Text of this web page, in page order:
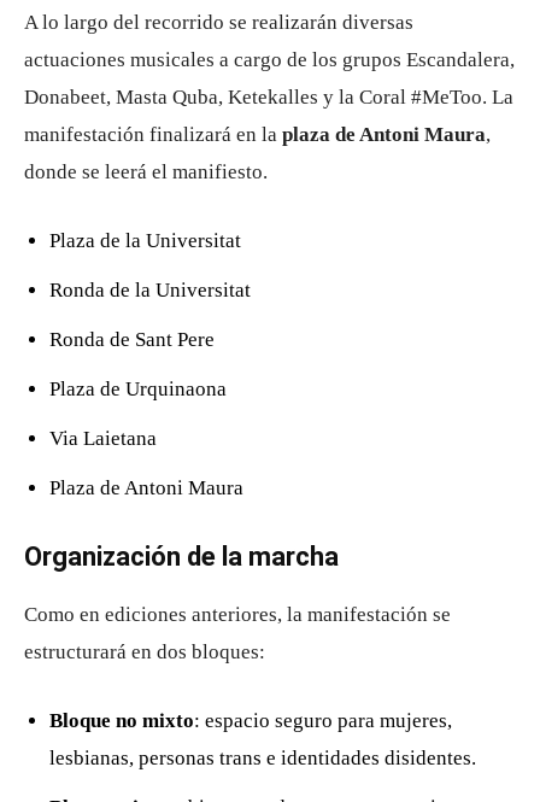
A lo largo del recorrido se realizarán diversas
actuaciones musicales a cargo de los grupos Escandalera,
Donabeet, Masta Quba, Ketekalles y la Coral #MeToo. La
manifestación finalizará en la plaza de Antoni Maura,
donde se leerá el manifiesto.
Plaza de la Universitat
Ronda de la Universitat
Ronda de Sant Pere
Plaza de Urquinaona
Via Laietana
Plaza de Antoni Maura
Organización de la marcha
Como en ediciones anteriores, la manifestación se
estructurará en dos bloques:
Bloque no mixto: espacio seguro para mujeres,
lesbianas, personas trans e identidades disidentes.